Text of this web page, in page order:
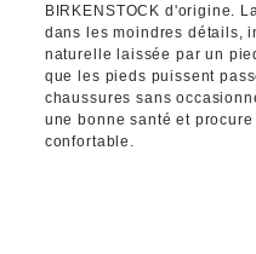
BIRKENSTOCK d'origine.
dans les moindres détails,
naturelle laissée par un
que les pieds puissent
chaussures sans
une bonne santé et
confortable.